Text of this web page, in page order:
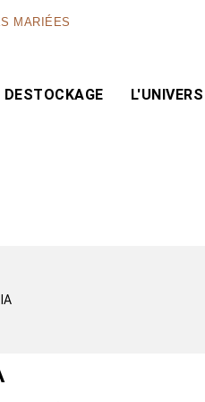
MARIÉES
DESTOCKAGE L'UNIVERS